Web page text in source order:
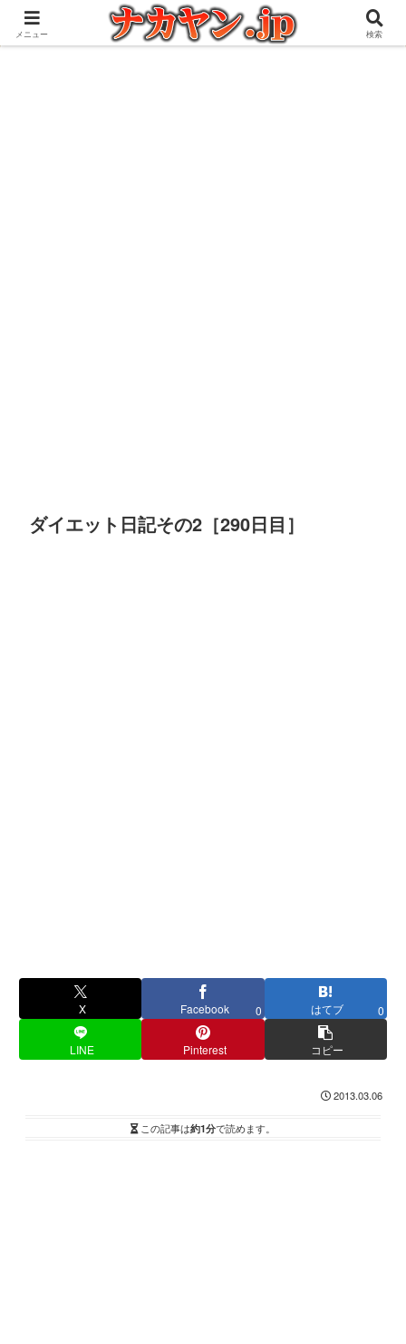
アウトドアとガジェット好きな管理人の愉快な日々を綴るブログ
ダイエット日記その2［290日目］
X Facebook 0 はてブ 0
LINE Pinterest コピー
2013.03.06
この記事は約1分で読めます。
メニュー 検索